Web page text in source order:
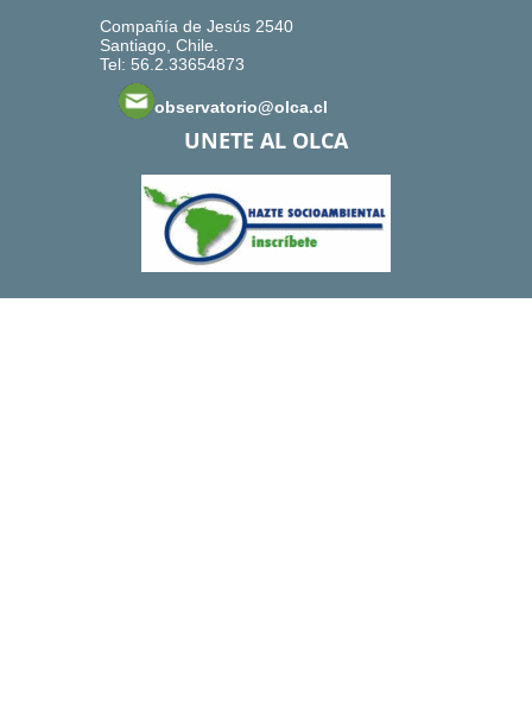
Compañía de Jesús 2540
Santiago, Chile.
Tel: 56.2.33654873
observatorio@olca.cl
UNETE AL OLCA